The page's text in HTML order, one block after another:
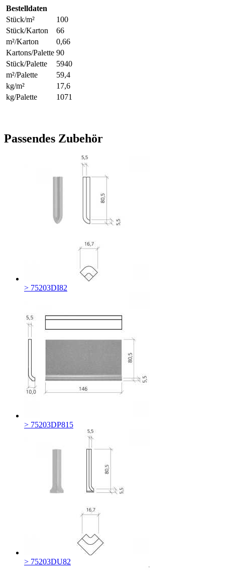
Bestelldaten
Stück/m²
100
Stück/Karton
66
m²/Karton
0,66
Kartons/Palette 90
Stück/Palette
5940
m²/Palette
59,4
kg/m²
17,6
kg/Palette
1071
Passendes Zubehör
> 75203DI82
> 75203DP815
> 75203DU82